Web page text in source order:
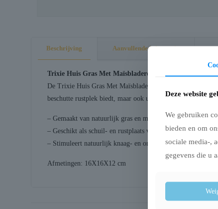
Beschrijving Aanvullende informatie
Trixie Huis Gras Met Maïsbladeren 16X16X12 cm
De Trixie Huis Gras Met Maïsbladeren is een natuurlijk
beschutte rustplek biedt, maar ook uitnodigt tot knagen en
– Gemaakt van natuurlijk gras en maïsbladeren
– Geschikt als schuil- en rustplaats voor konijnen en
– Stimuleert natuurlijk knaag- en ontdekkingsgedrag
Afmetingen: 16X16X12 cm
Deze website
We gebruiken
bieden en om
sociale media-,
gegevens die u